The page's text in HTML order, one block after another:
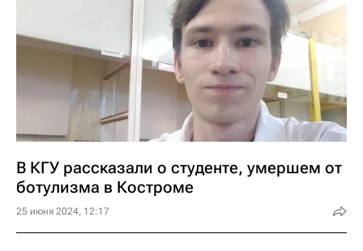
В КГУ рассказали о студенте, умершем от
ботулизма в Костроме
25 июня 2024, 12:17